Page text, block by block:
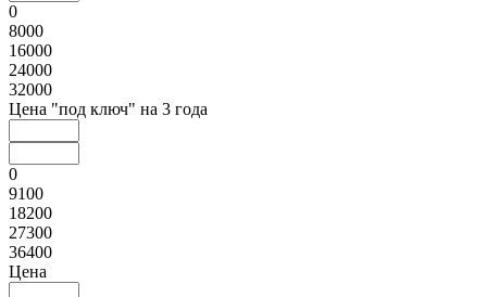
0
8000
16000
24000
32000
Цена "под ключ" на 3 года
0
9100
18200
27300
36400
Цена